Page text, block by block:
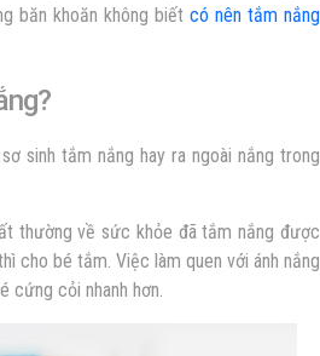
băn khoăn không biết có nên tắm nắng
sinh tắm nắng hay ra ngoài nắng trong
thường về sức khỏe đã tắm nắng được
cho bé tắm. Việc làm quen với ánh nắng
cứng cỏi nhanh hơn.